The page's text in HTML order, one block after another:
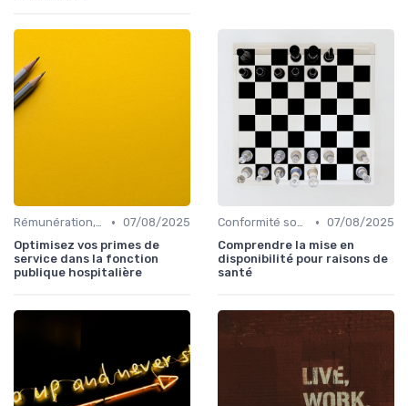
Rémunération, politiques salariales & benefits • 07/08/2025
Optimisez vos primes de
service dans la fonction
publique hospitalière
Conformité sociale & droit du travail • 07/08/2025
Comprendre la mise en
disponibilité pour raisons de
santé